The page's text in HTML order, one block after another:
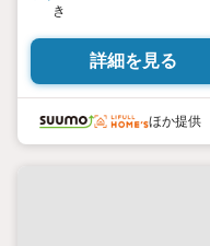
き
詳細を見る
ほか提供